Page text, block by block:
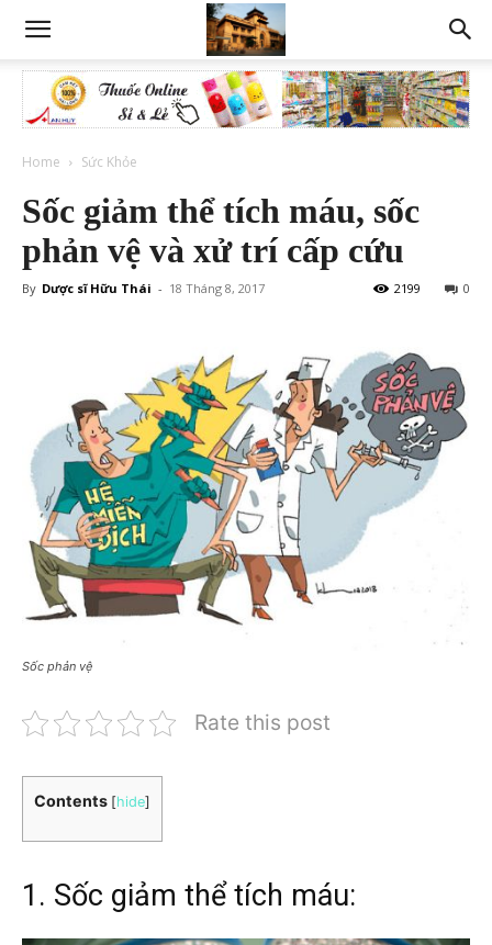
Home Sức Khỏe
Sốc giảm thể tích máu, sốc
phản vệ và xử trí cấp cứu
By Dược sĩ Hữu Thái - 18 Tháng 8, 2017 0
2199
Sốc phản vệ
Rate this post
Contents [hide]
1. Sốc giảm thể tích máu: